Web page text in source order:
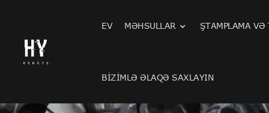
EV MƏHSULLAR ŞTAMPLAMA VƏ
BIZIMLƏ ƏLAQƏ SAXLAYIN